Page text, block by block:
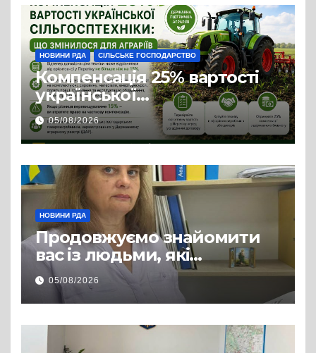
НОВИНИ РДА СІЛЬСЬКЕ ГОСПОДАРСТВО
Компенсація 25% вартості
української
сільгосптехніки: що
змінилося для аграріїв
05/08/2026
НОВИНИ РДА
Продовжуємо знайомити
вас із людьми, які
допомагають нашим
захисникам і захисницям
повертатися до цивільного
життя
05/08/2026